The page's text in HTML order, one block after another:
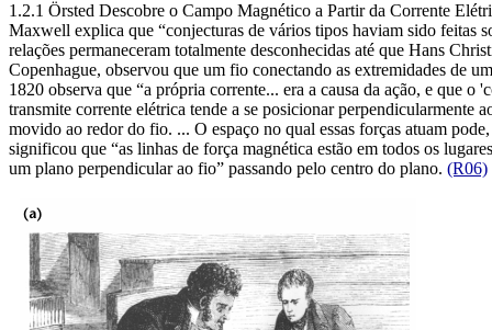
1.2.1 Örsted Descobre o Campo Magnético a Partir da Corrente
Maxwell explica que “conjecturas de vários tipos haviam sido feitas
relações permaneceram totalmente desconhecidas até que Hans
Copenhague, observou que um fio conectando as extremidades de
1820 observa que “a própria corrente... era a causa da ação, e que
transmite corrente elétrica tende a se posicionar perpendicularmente
movido ao redor do fio. ... O espaço no qual essas forças atuam
significou que “as linhas de força magnética estão em todos os
um plano perpendicular ao fio” passando pelo centro do plano. (R06)